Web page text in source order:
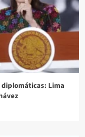
diplomáticas: Lima